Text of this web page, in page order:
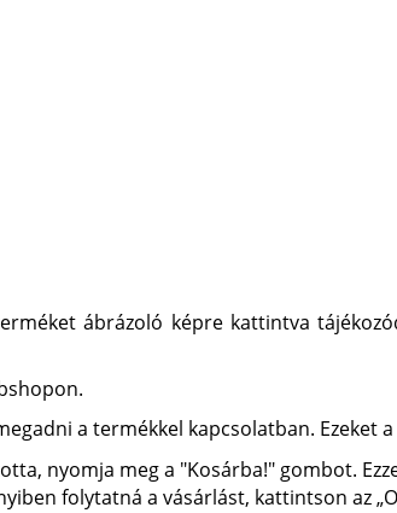
ábrázoló képre kattintva
a termékkel kapcsolatban. Ezeket
nyomja meg a "Kosárba!" gombot.
folytatná a vásárlást, kattintson az